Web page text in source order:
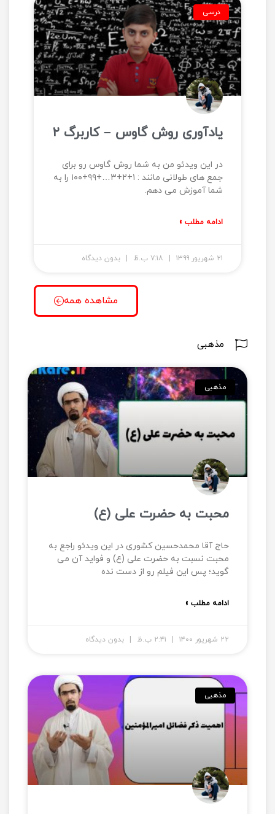
درسی
یادآوری روش گاوس – کاربرگ ۲
در این ویدئو من به شما روش گاوس رو برای
جمع های طولانی مانند : ۱+۲+۳…+۹۹+۱۰۰ را به
شما آموزش می دهم.
ادامه مطلب »
۲۱ شهریور ۱۳۹۹ بدون دیدگاه
مشاهده همه
مذهبی
مذهبی
محبت به حضرت علی (ع)
حاج آقا محمدحسین کشوری در این ویدئو راجع به
محبت نسبت به حضرت علی (ع) و فواید آن می
گوید؛ پس این فیلم رو از دست نده
ادامه مطلب »
۲۲ شهریور ۱۴۰۰ بدون دیدگاه
مذهبی